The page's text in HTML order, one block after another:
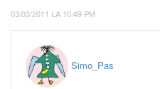
03/03/2011 LA 10:49 PM
Simo_Pas